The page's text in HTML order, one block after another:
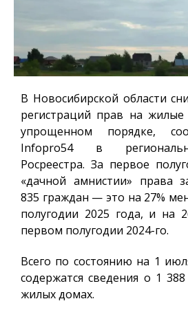
В Новосибирской области
регистраций прав на
упрощенном порядке,
Infopro54в
Росреестра. За первое
«дачной амнистии» права
835 граждан — это на 27%
полугодии 2025 года, и на
первом полугодии 2024-го.
Всего по состоянию на 1
содержатся сведения о 1
жилых домах.